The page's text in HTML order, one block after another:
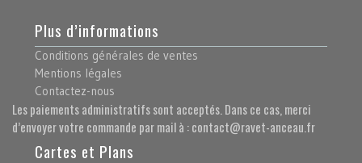
Plus d’informations
Conditions générales de ventes
Mentions légales
Contactez-nous
Les paiements administratifs sont acceptés. Dans ce cas, merci
d’envoyer votre commande par mail à : contact@ravet-anceau.fr
Cartes et Plans